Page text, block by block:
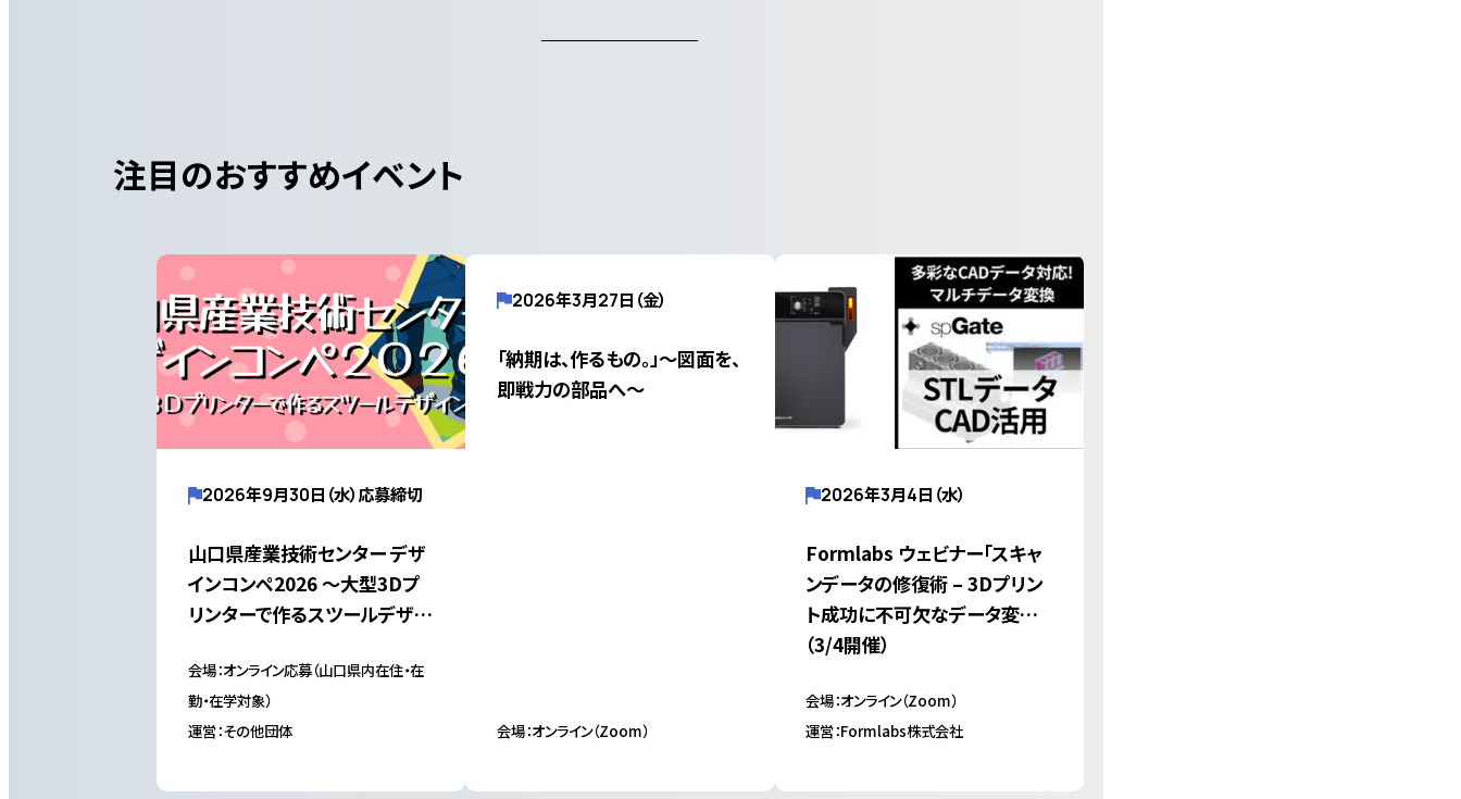
注目のおすすめイベント
2026年9月30日（水）応募締切
山口県産業技術センター デザ
インコンペ2026 ～大型3Dプ
リンターで作るスツールデザイ
会場：オンライン応募（山口県内在住・在
勤・在学対象）
運営：その他団体
2026年3月27日（金）
「納期は、作るもの。」～図面を、
即戦力の部品へ～
会場：オンライン（Zoom）
2026年3月4日（水）
Formlabs ウェビナー「スキャ
ンデータの修復術 – 3Dプリン
ト成功に不可欠なデータ変換」
（3/4開催）
会場：オンライン（Zoom）
運営：Formlabs株式会社